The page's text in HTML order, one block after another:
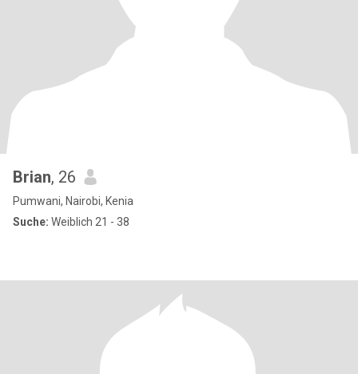
Brian, 26
Pumwani, Nairobi, Kenia
Suche: Weiblich 21 - 38